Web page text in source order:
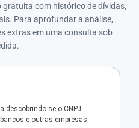
gratuita com histórico de dívidas,
Para aprofundar a análise,
extras em uma consulta sob
descobrindo se o CNPJ
e outras empresas.